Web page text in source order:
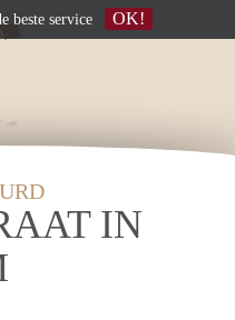
IN
beste service OK!